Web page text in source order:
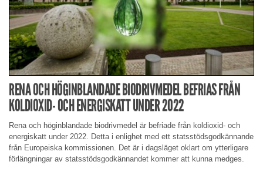
RENA OCH HÖGINBLANDADE BIODRIVMEDEL BEFRIAS FRÅN
KOLDIOXID- OCH ENERGISKATT UNDER 2022
Rena och höginblandade biodrivmedel är befriade från koldioxid- och
energiskatt under 2022. Detta i enlighet med ett statsstödsgodkännande
från Europeiska kommissionen. Det är i dagsläget oklart om ytterligare
förlängningar av statsstödsgodkännandet kommer att kunna medges.